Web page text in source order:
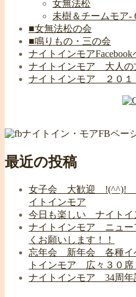
女無法松
未樹＆チームモア-
■女無法松の会
■鳴りもの・三の会
ナイトインモアFacebook
ナイトインモア 大人
ナイトインモア ２０１
ナイトイン・モアFBペー
最近の投稿
女子会 大歓迎 !(^^)!
イトインモア
今日も楽しい ナイトイ
ナイトインモア ニュ
くお願いします！！
忘年会 新年会 各種イ
トインモア 広々３０
ナイトインモア 34周年